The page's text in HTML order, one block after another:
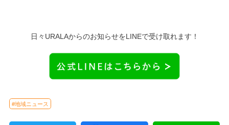
日々URALAからのお知らせをLINEで受け取れます！
#地域ニュース